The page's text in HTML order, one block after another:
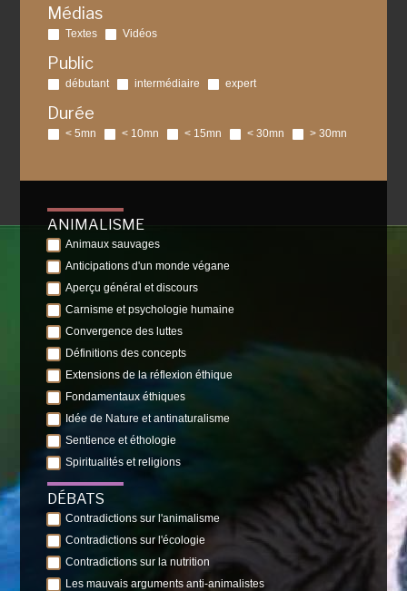
Médias
Textes Vidéos
Public
débutant intermédiaire expert
Durée
< 5mn < 10mn < 15mn < 30mn > 30mn
ANIMALISME
Animaux sauvages
Anticipations d'un monde végane
Aperçu général et discours
Carnisme et psychologie humaine
Convergence des luttes
Définitions des concepts
Extensions de la réflexion éthique
Fondamentaux éthiques
Idée de Nature et antinaturalisme
Sentience et éthologie
Spiritualités et religions
DÉBATS
Contradictions sur l'animalisme
Contradictions sur l'écologie
Contradictions sur la nutrition
Les mauvais arguments anti-animalistes